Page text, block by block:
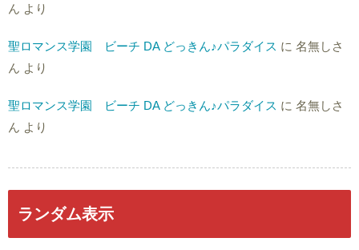
ん より
聖ロマンス学園 ビーチ DA どっきん♪パラダイス に 名無しさ
ん より
聖ロマンス学園 ビーチ DA どっきん♪パラダイス に 名無しさ
ん より
ランダム表示